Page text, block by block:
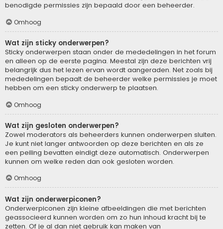
benodigde permissies zijn bepaald door een beheerder.
Omhoog
Wat zijn sticky onderwerpen?
Sticky onderwerpen staan onder de mededelingen in het forum
en alleen op de eerste pagina. Meestal zijn deze berichten vrij
belangrijk dus het lezen ervan wordt aangeraden. Net zoals bij
mededelingen bepaalt de beheerder welke permissies je moet
hebben om een sticky onderwerp te plaatsen.
Omhoog
Wat zijn gesloten onderwerpen?
Zowel moderators als beheerders kunnen onderwerpen sluiten.
Je kunt niet langer antwoorden op deze berichten en als ze
een peiling bevatten eindigt deze automatisch. Onderwerpen
kunnen om welke reden dan ook gesloten worden.
Omhoog
Wat zijn onderwerpiconen?
Onderwerpiconen zijn kleine afbeeldingen die met berichten
geassocieerd kunnen worden om zo hun inhoud kracht bij te
zetten. Of je al dan niet gebruik kan maken van